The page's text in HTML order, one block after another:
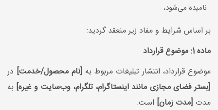
نامیده می‌شود،
بر اساس شرایط و مفاد زیر منعقد گردید:
ماده 1: موضوع قرارداد
موضوع قرارداد، انتشار تبلیغات مربوط به [نام محصول/خدمت] در
[بستر فضای مجازی مانند اینستاگرام، تلگرام، وب‌سایت و غیره] به
مدت [مدت زمان] است.